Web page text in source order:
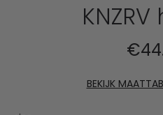
€
BEKIJK